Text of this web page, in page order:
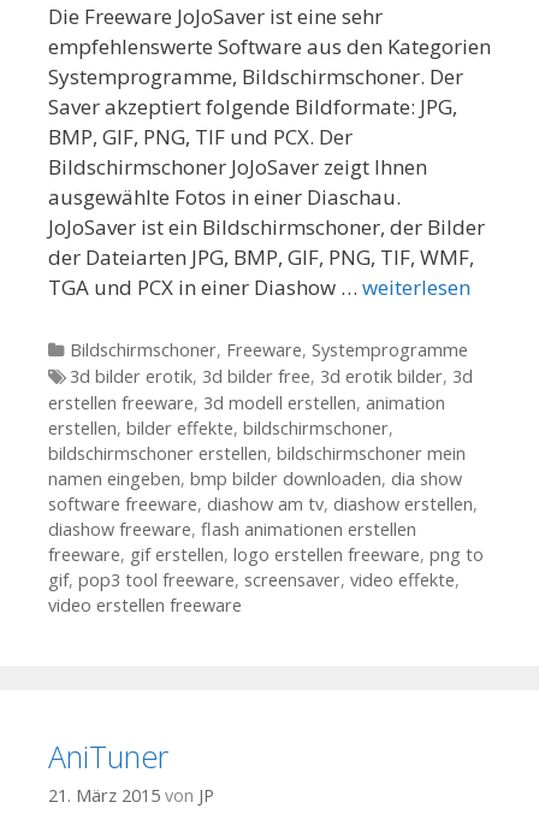
Die Freeware JoJoSaver ist eine sehr
empfehlenswerte Software aus den Kategorien
Systemprogramme, Bildschirmschoner. Der
Saver akzeptiert folgende Bildformate: JPG,
BMP, GIF, PNG, TIF und PCX. Der
Bildschirmschoner JoJoSaver zeigt Ihnen
ausgewählte Fotos in einer Diaschau.
JoJoSaver ist ein Bildschirmschoner, der Bilder
der Dateiarten JPG, BMP, GIF, PNG, TIF, WMF,
TGA und PCX in einer Diashow … weiterlesen
Kategorien
Bildschirmschoner, Freeware, Systemprogramme
Tags
3d bilder erotik, 3d bilder free, 3d erotik bilder, 3d
erstellen freeware, 3d modell erstellen, animation
erstellen, bilder effekte, bildschirmschoner,
bildschirmschoner erstellen, bildschirmschoner mein
namen eingeben, bmp bilder downloaden, dia show
software freeware, diashow am tv, diashow erstellen,
diashow freeware, flash animationen erstellen
freeware, gif erstellen, logo erstellen freeware, png to
gif, pop3 tool freeware, screensaver, video effekte,
video erstellen freeware
AniTuner
21. März 2015 von JP